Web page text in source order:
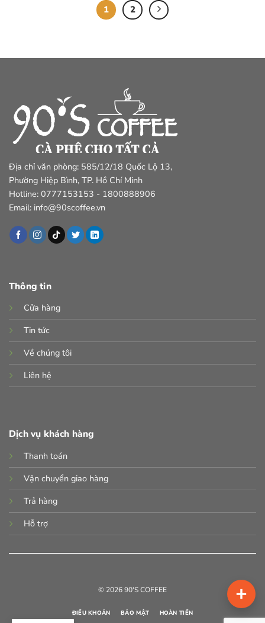
1 2
Địa chỉ văn phòng: 585/12/18 Quốc Lộ 13,
Phường Hiệp Bình, TP. Hồ Chí Minh
Hotline: 0777153153 - 1800888906
Email: info@90scoffee.vn
Thông tin
Cửa hàng
Tin tức
Về chúng tôi
Liên hệ
Dịch vụ khách hàng
Thanh toán
Vận chuyển giao hàng
Trả hàng
Hỗ trợ
© 2026 90'S COFFEE
ĐIỀU KHOẢN BẢO MẬT HOÀN TIỀN